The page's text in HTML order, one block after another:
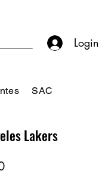
Login
SAC
Lakers
Preço